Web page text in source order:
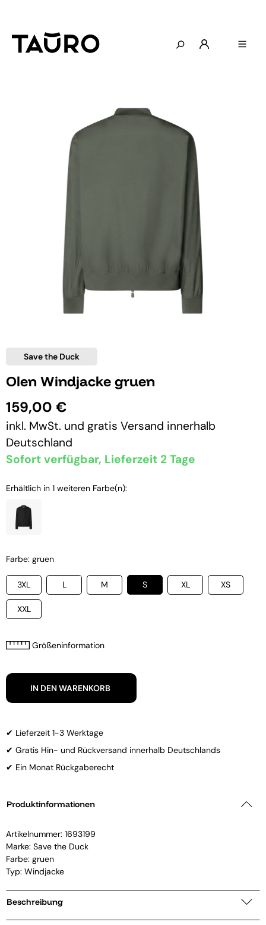
Save the Duck
Olen Windjacke gruen
159,00 €
inkl. MwSt. und gratis Versand innerhalb
Deutschland
Sofort verfügbar, Lieferzeit 2 Tage
Erhältlich in 1 weiteren Farbe(n):
Farbe: gruen
3XL L M S XL XS
XXL
Größeninformation
IN DEN WARENKORB
✔ Lieferzeit 1-3 Werktage
✔ Gratis Hin- und Rückversand innerhalb Deutschlands
✔ Ein Monat Rückgaberecht
Produktinformationen
Artikelnummer: 1693199
Marke: Save the Duck
Farbe: gruen
Typ: Windjacke
Beschreibung